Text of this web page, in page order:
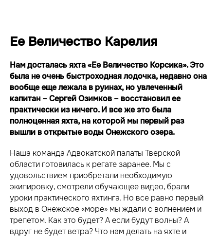
Ее Величество Карелия
Нам досталась яхта «Ее Величество Корсика». Это
была не очень быстроходная лодочка, недавно она
вообще еще лежала в руинах, но увлеченный
капитан – Сергей Озимков – восстановил ее
практически из ничего. И все же это была
полноценная яхта, на которой мы первый раз
вышли в открытые воды Онежского озера.
Наша команда Адвокатской палаты Тверской
области готовилась к регате заранее. Мы с
удовольствием приобретали необходимую
экипировку, смотрели обучающее видео, брали
уроки практического яхтинга. Но все равно первый
выход в Онежское «море» мы ждали с волнением и
трепетом. Как это будет? А если будут волны? А
вдруг не будет ветра? Что нам делать на яхте и